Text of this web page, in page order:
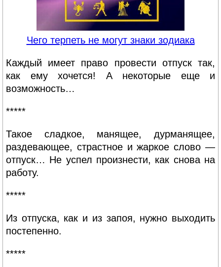
Чего терпеть не могут знаки зодиака
Каждый имеет право провести отпуск так,
как ему хочется! А некоторые еще и
возможность…
*****
Такое сладкое, манящее, дурманящее,
раздевающее, страстное и жаркое слово —
отпуск… Не успел произнести, как снова на
работу.
*****
Из отпуска, как и из запоя, нужно выходить
постепенно.
*****